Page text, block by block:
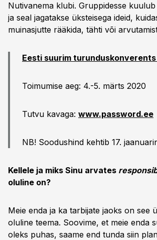
Nutivanema klubi. Gruppidesse
ja seal jagatakse üksteisega ideid,
muinasjutte rääkida, tähti või
Eesti suurim
Toimumise aeg: 4.-5. märts 2020
Tutvu kavaga: www.password.ee
NB! Soodushind kehtib 17.
Kellele ja miks Sinu arvates
oluline on?
Meie enda ja ka tarbijate jaoks on see
oluline teema. Soovime, et meie enda
oleks puhas, saame end tunda siin